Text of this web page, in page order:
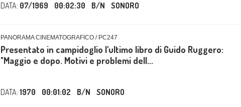
DATA: 07/1969 00:02:30 B/N SONORO
PANORAMA CINEMATOGRAFICO / PC247
Presentato in campidoglio l'ultimo libro di Guido Ruggero:
"Maggio e dopo. Motivi e problemi dell...
DATA: 1970 00:01:02 B/N SONORO